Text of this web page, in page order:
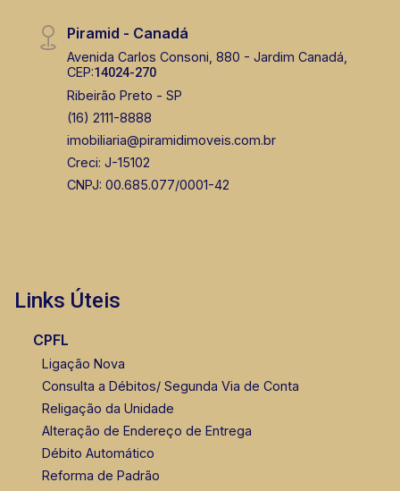
Piramid - Canadá
Avenida Carlos Consoni, 880 - Jardim Canadá,
CEP:14024-270
Ribeirão Preto - SP
(16) 2111-8888
imobiliaria@piramidimoveis.com.br
Creci: J-15102
CNPJ: 00.685.077/0001-42
Links Úteis
CPFL
Ligação Nova
Consulta a Débitos/ Segunda Via de Conta
Religação da Unidade
Alteração de Endereço de Entrega
Débito Automático
Reforma de Padrão